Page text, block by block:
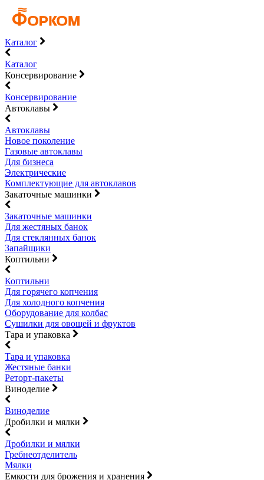
Каталог
Каталог
Консервирование
Консервирование
Автоклавы
Автоклавы
Новое поколение
Газовые автоклавы
Для бизнеса
Электрические
Комплектующие для автоклавов
Закаточные машинки
Закаточные машинки
Для жестяных банок
Для стеклянных банок
Запайщики
Коптильни
Коптильни
Для горячего копчения
Для холодного копчения
Оборудование для колбас
Сушилки для овощей и фруктов
Тара и упаковка
Тара и упаковка
Жестяные банки
Реторт-пакеты
Виноделие
Виноделие
Дробилки и мялки
Дробилки и мялки
Гребнеотделитель
Мялки
Емкости для брожения и хранения